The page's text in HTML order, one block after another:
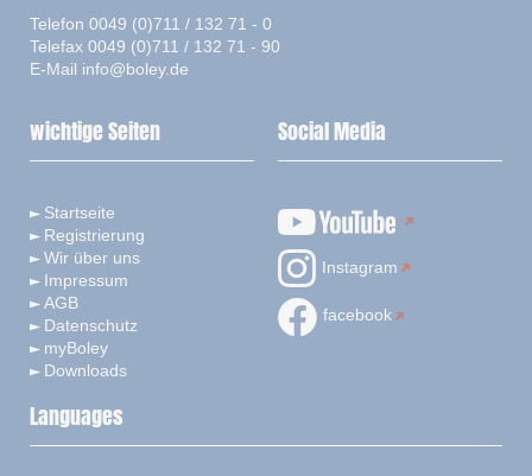
Telefon 0049 (0)711 / 132 71 - 0
Telefax 0049 (0)711 / 132 71 - 90
E-Mail info@boley.de
wichtige Seiten
Startseite
Registrierung
Wir über uns
Impressum
AGB
Datenschutz
myBoley
Downloads
Social Media
Instagram
facebook
Languages